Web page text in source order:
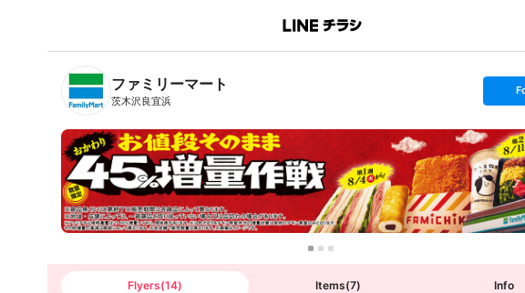
B
n
T
ファミリーマート
茨木沢良宜浜
s
t
o
l
l
o
w
Flyers(14) Items(7) Info